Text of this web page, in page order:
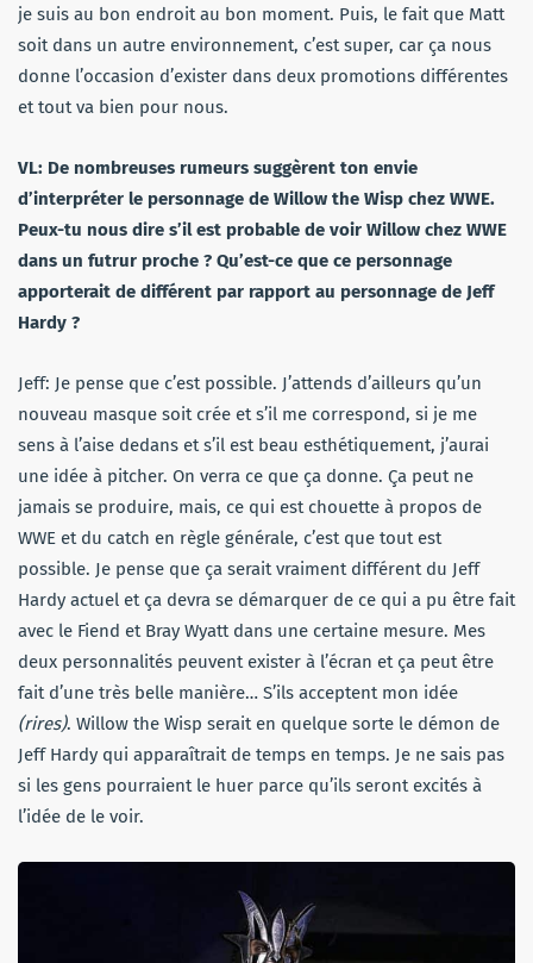
je suis au bon endroit au bon moment. Puis, le fait que Matt
soit dans un autre environnement, c’est super, car ça nous
donne l’occasion d’exister dans deux promotions différentes
et tout va bien pour nous.
VL: De nombreuses rumeurs suggèrent ton envie
d’interpréter le personnage de Willow the Wisp chez WWE.
Peux-tu nous dire s’il est probable de voir Willow chez WWE
dans un futrur proche ? Qu’est-ce que ce personnage
apporterait de différent par rapport au personnage de Jeff
Hardy ?
Jeff: Je pense que c’est possible. J’attends d’ailleurs qu’un
nouveau masque soit crée et s’il me correspond, si je me
sens à l’aise dedans et s’il est beau esthétiquement, j’aurai
une idée à pitcher. On verra ce que ça donne. Ça peut ne
jamais se produire, mais, ce qui est chouette à propos de
WWE et du catch en règle générale, c’est que tout est
possible. Je pense que ça serait vraiment différent du Jeff
Hardy actuel et ça devra se démarquer de ce qui a pu être fait
avec le Fiend et Bray Wyatt dans une certaine mesure. Mes
deux personnalités peuvent exister à l’écran et ça peut être
fait d’une très belle manière… S’ils acceptent mon idée
(rires). Willow the Wisp serait en quelque sorte le démon de
Jeff Hardy qui apparaîtrait de temps en temps. Je ne sais pas
si les gens pourraient le huer parce qu’ils seront excités à
l’idée de le voir.